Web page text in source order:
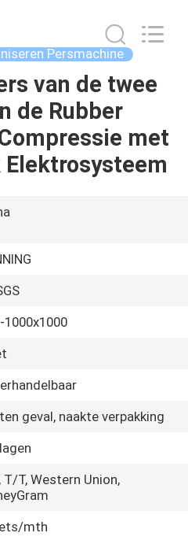
Persmachine
van de twee
de Rubber
met
1000x1000
geval, naakte verpakking
T/T, Western Union,
mth